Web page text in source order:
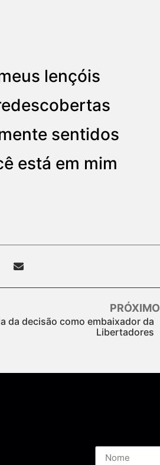
lençóis
sentidos
está em mim
PRÓXIMO
da decisão como embaixador da
Libertadores